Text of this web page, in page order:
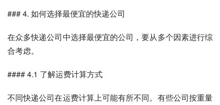
### 4. 如何选择最便宜的快递公司
在众多快递公司中选择最便宜的公司，要从多个因素进行综
合考虑。
#### 4.1 了解运费计算方式
不同快递公司在运费计算上可能有所不同。有些公司按重量